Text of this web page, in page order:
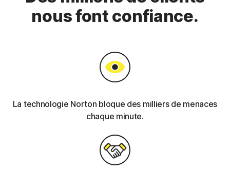
nous font confiance.
La technologie Norton bloque des milliers de menaces
chaque minute.